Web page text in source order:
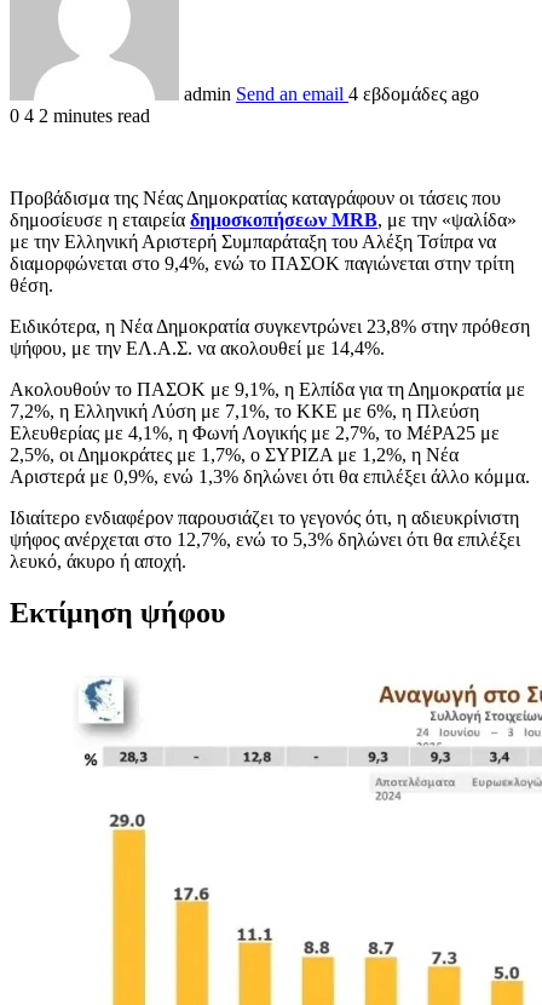
admin Send an email 4 εβδομάδες ago
0 4 2 minutes read
Προβάδισμα της Νέας Δημοκρατίας καταγράφουν οι τάσεις που
δημοσίευσε η εταιρεία δημοσκοπήσεων MRB, με την «ψαλίδα»
με την Ελληνική Αριστερή Συμπαράταξη του Αλέξη Τσίπρα να
διαμορφώνεται στο 9,4%, ενώ το ΠΑΣΟΚ παγιώνεται στην τρίτη
θέση.
Ειδικότερα, η Νέα Δημοκρατία συγκεντρώνει 23,8% στην πρόθεση
ψήφου, με την ΕΛ.Α.Σ. να ακολουθεί με 14,4%.
Ακολουθούν το ΠΑΣΟΚ με 9,1%, η Ελπίδα για τη Δημοκρατία με
7,2%, η Ελληνική Λύση με 7,1%, το ΚΚΕ με 6%, η Πλεύση
Ελευθερίας με 4,1%, η Φωνή Λογικής με 2,7%, το ΜέΡΑ25 με
2,5%, οι Δημοκράτες με 1,7%, ο ΣΥΡΙΖΑ με 1,2%, η Νέα
Αριστερά με 0,9%, ενώ 1,3% δηλώνει ότι θα επιλέξει άλλο κόμμα.
Ιδιαίτερο ενδιαφέρον παρουσιάζει το γεγονός ότι, η αδιευκρίνιστη
ψήφος ανέρχεται στο 12,7%, ενώ το 5,3% δηλώνει ότι θα επιλέξει
λευκό, άκυρο ή αποχή.
Εκτίμηση ψήφου